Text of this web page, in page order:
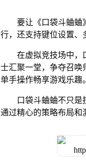
要让《口袋斗蛐蛐
行，还支持键位设置、
在虚拟竞技场中，
士汇聚一堂，争夺召唤
单手操作畅享游戏乐趣。
口袋斗蛐蛐不只是
通过精心的策略布局和